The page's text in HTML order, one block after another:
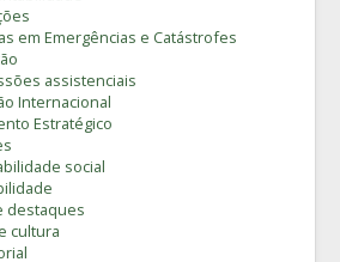
em Emergências e Catástrofes
assistenciais
Internacional
Estratégico
social
destaques
cultura